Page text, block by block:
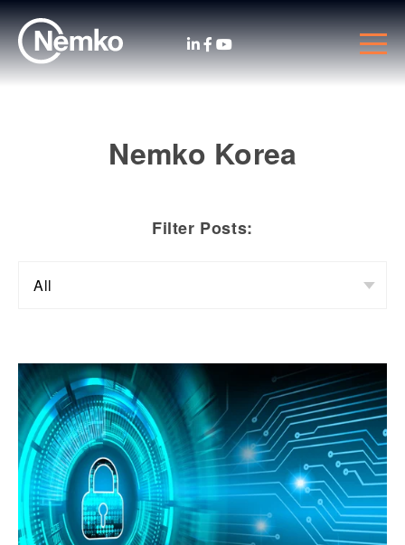
Nemko Korea
Filter Posts: